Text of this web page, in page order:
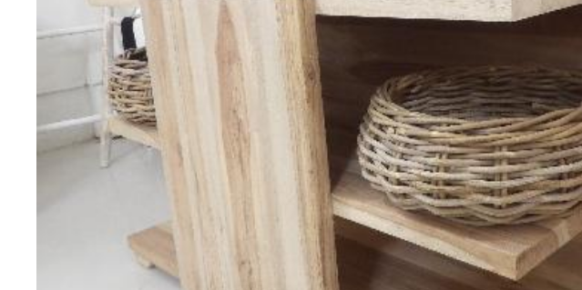
SALLE DE BAIN